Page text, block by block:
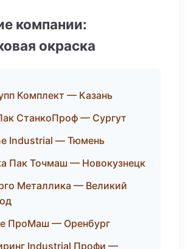
компании:
окраска
Комплект — Казань
СтанкоПроф — Сургут
Industrial — Тюмень
Пак Точмаш — Новокузнецк
Металлика — Великий
ПроМаш — Оренбург
Industrial Профи —